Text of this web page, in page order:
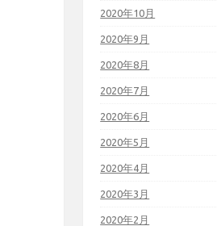
2020年10月
2020年9月
2020年8月
2020年7月
2020年6月
2020年5月
2020年4月
2020年3月
2020年2月